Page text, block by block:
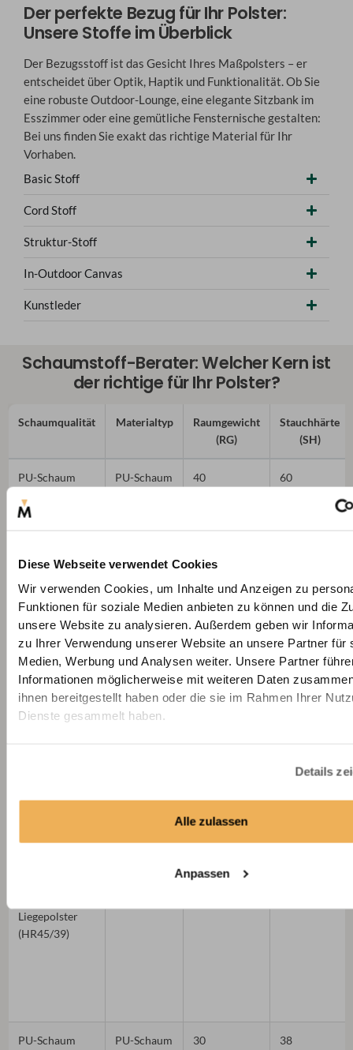
Diese Webseite verwendet Cookies
Wir verwenden Cookies, um Inhalte und Anzeigen zu
Funktionen für soziale Medien anbieten zu können und die
unsere Website zu analysieren. Außerdem geben wir
zu Ihrer Verwendung unserer Website an unsere Partner für
Medien, Werbung und Analysen weiter. Unsere Partner
Informationen möglicherweise mit weiteren Daten
ihnen bereitgestellt haben oder die sie im Rahmen Ihrer
Dienste gesammelt haben.
Details
Alle zulassen
Anpassen
Der perfekte Bezug für Ihr Polster:
Unsere Stoffe im Überblick
Der Bezugsstoff ist das Gesicht Ihres Maßpolsters – er
entscheidet über Optik, Haptik und Funktionalität. Ob Sie
eine robuste Outdoor-Lounge, eine elegante Sitzbank im
Esszimmer oder eine gemütliche Fensternische gestalten:
Bei uns finden Sie exakt das richtige Material für Ihr
Vorhaben.
Basic Stoff
Cord Stoff
Struktur-Stoff
In-Outdoor Canvas
Kunstleder
Schaumstoff-Berater: Welcher Kern ist
der richtige für Ihr Polster?
Schaumqualität Materialtyp
Raumgewicht
(RG)
Stauchhärte
(SH)
PU-Schaum
(T40/60)
PU-Schaum 40 60
PU-Schaum
Sitzpolster fest
(T40/53)
PU-Schaum
Liegepolster
(HR45/39)
PU-Schaum
PU-Schaum 30 38